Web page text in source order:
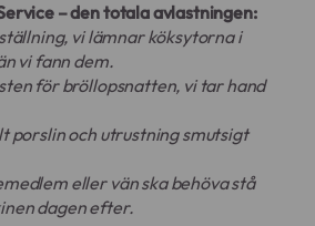
– den totala avlastningen:
vi lämnar köksytorna i
vi fann dem.
för bröllopsnatten, vi tar hand
porslin och utrustning smutsigt
eller vän ska behöva stå
dagen efter.